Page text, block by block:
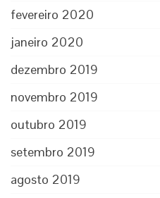
fevereiro 2020
janeiro 2020
dezembro 2019
novembro 2019
outubro 2019
setembro 2019
agosto 2019